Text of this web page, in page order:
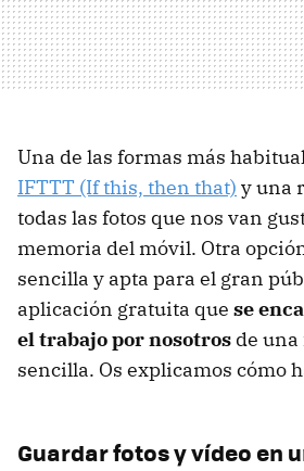
Una de las formas más
IFTTT (If this, then that) y una
todas las fotos que nos van
memoria del móvil. Otra
sencilla y apta para el gran
aplicación gratuita que se
el trabajo por nosotros de
sencilla. Os explicamos cómo
Guardar fotos y vídeo en